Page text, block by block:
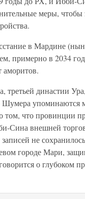
меры,
в Мардине
примерно в 2034
аморитов.
династии
упоминаются
том, что провинции
Сина внешней
не
городе Мари,
о глубоком